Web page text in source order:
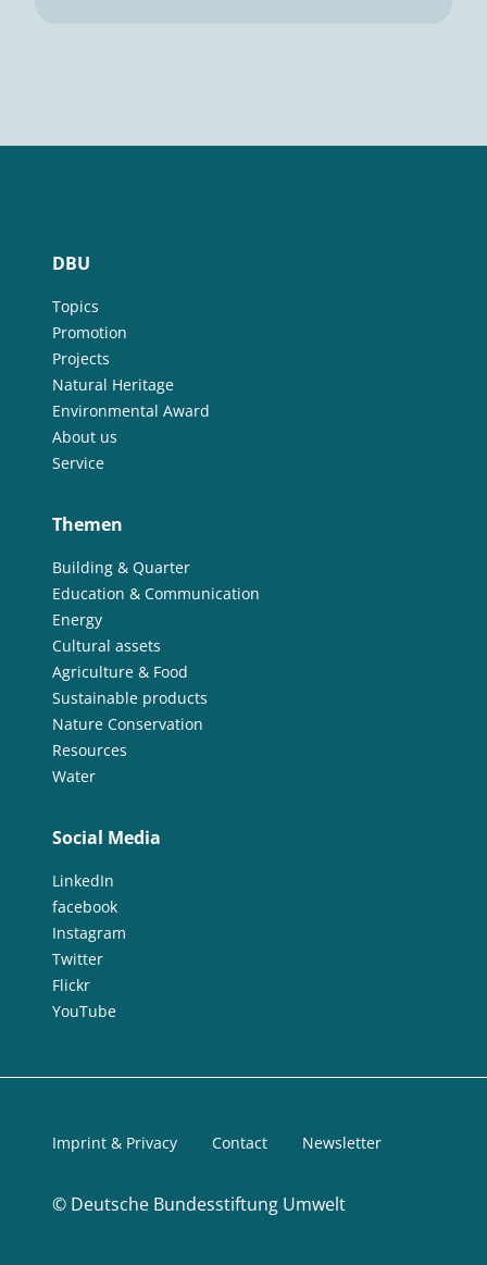
DBU
Topics
Promotion
Projects
Natural Heritage
Environmental Award
About us
Service
Themen
Building & Quarter
Education & Communication
Energy
Cultural assets
Agriculture & Food
Sustainable products
Nature Conservation
Resources
Water
Social Media
LinkedIn
facebook
Instagram
Twitter
Flickr
YouTube
© Deutsche Bundesstiftung Umwelt
Imprint & Privacy Contact Newsletter